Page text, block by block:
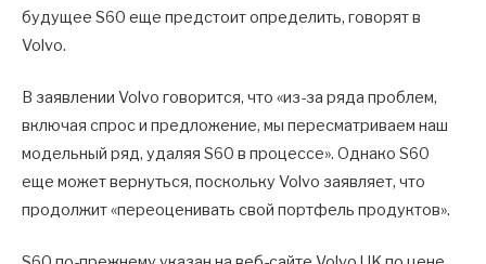
будущее S60 еще предстоит определить, говорят в
Volvo.
В заявлении Volvo говорится, что «из-за ряда проблем,
включая спрос и предложение, мы пересматриваем наш
модельный ряд, удаляя S60 в процессе». Однако S60
еще может вернуться, поскольку Volvo заявляет, что
продолжит «переоценивать свой портфель продуктов».